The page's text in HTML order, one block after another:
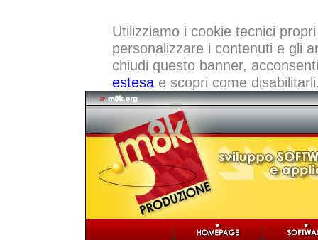
Utilizziamo i cookie tecnici
personalizzare i contenuti e gli
chiudi questo banner,
estesae scopri come